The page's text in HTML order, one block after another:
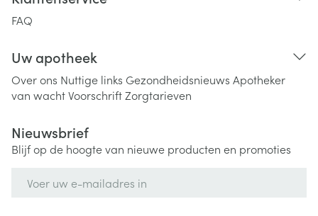
FAQ
Uw apotheek
Over ons Nuttige links Gezondheidsnieuws Apotheker
van wachtVoorschriftZorgtarieven
Nieuwsbrief
Blijf op de hoogte van nieuwe producten en promoties